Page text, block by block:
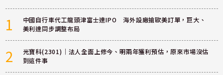
1
中國自行車代工龍頭津富士達IPO 海外設廠搶歐美訂單，巨大、
美利達同步調整布局
2
光寶科(2301)｜法人全面上修今、明兩年獲利預估，原來市場沒估
到這件事